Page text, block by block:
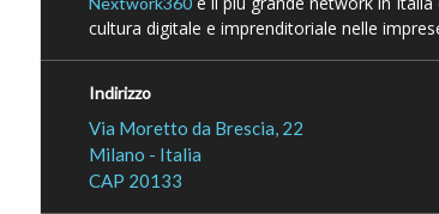
cultura digitale e imprenditoriale nelle
Indirizzo
Via Moretto da Brescia, 22
Milano - Italia
CAP 20133